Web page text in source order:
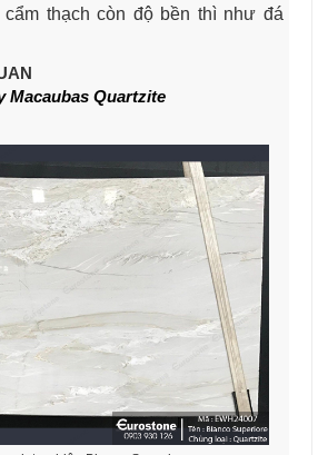
thạch còn độ bền thì như đá
Macaubas Quartzite